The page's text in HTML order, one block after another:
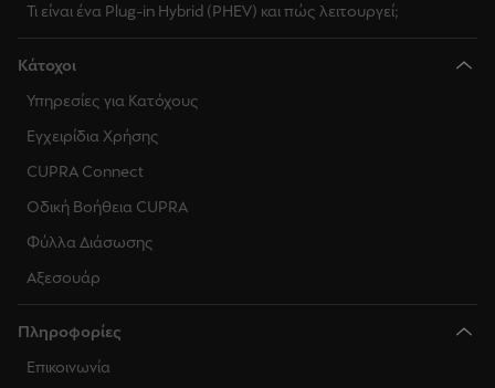
Τι είναι ένα Plug-in Hybrid (PHEV) και πώς λειτουργεί;
Κάτοχοι
Υπηρεσίες για Κατόχους
Εγχειρίδια Χρήσης
CUPRA Connect
Οδική Βοήθεια CUPRA
Φύλλα Διάσωσης
Αξεσουάρ
Πληροφορίες
Επικοινωνία